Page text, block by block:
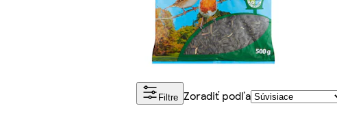
Filtre Zoradiť podľa